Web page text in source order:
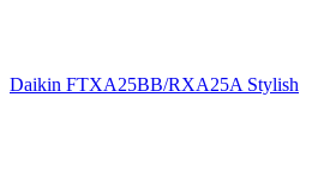
Daikin FTXA25BB/RXA25A Stylish